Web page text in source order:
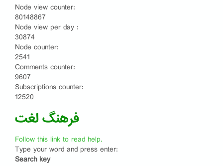
Node view counter:
80148867
Node view per day :
30874
Node counter:
2541
Comments counter:
9607
Subscriptions counter:
12520
فرهنگ لغت
Follow this link to read help.
Type your word and press enter:
Search key